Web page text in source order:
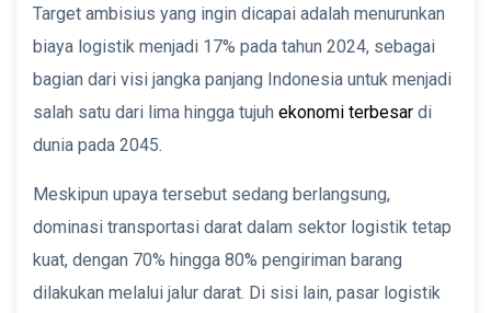
Target ambisius yang ingin dicapai adalah menurunkan
biaya logistik menjadi 17% pada tahun 2024, sebagai
bagian dari visi jangka panjang Indonesia untuk menjadi
salah satu dari lima hingga tujuh ekonomi terbesar di
dunia pada 2045.
Meskipun upaya tersebut sedang berlangsung,
dominasi transportasi darat dalam sektor logistik tetap
kuat, dengan 70% hingga 80% pengiriman barang
dilakukan melalui jalur darat. Di sisi lain, pasar logistik